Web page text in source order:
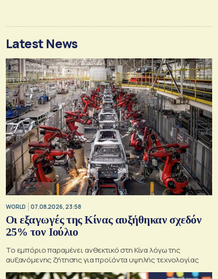
Latest News
WORLD 07.08.2026, 23:58
Οι εξαγωγές της Κίνας αυξήθηκαν σχεδόν
25% τον Ιούλιο
Το εμπόριο παραμένει ανθεκτικό στη Κίνα λόγω της
αυξανόμενης ζήτησης για προϊόντα υψηλής τεχνολογίας